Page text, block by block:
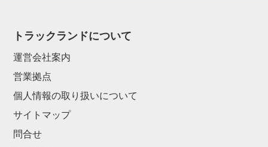
トラックランドについて
運営会社案内
営業拠点
個人情報の取り扱いについて
サイトマップ
問合せ